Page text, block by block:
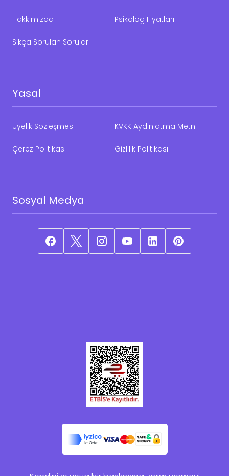
Hakkımızda Psikolog Fiyatları
Sıkça Sorulan Sorular
Yasal
Üyelik Sözleşmesi KVKK Aydınlatma Metni
Çerez Politikası Gizlilik Politikası
Sosyal Medya